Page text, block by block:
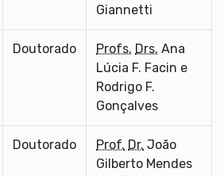
Giannetti
Doutorado Profs. Drs. Ana
Lúcia F. Facin e
Rodrigo F.
Gonçalves
Doutorado Prof. Dr. João
Gilberto Mendes